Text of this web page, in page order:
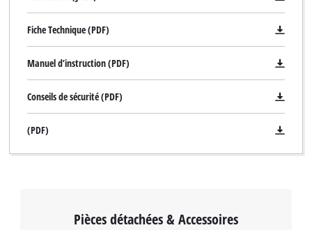
Fiche Technique (PDF)
Manuel d’instruction (PDF)
Conseils de sécurité (PDF)
(PDF)
Pièces détachées & Accessoires